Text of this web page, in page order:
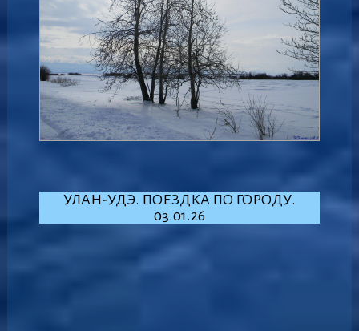
УЛАН-УДЭ. ПОЕЗДКА ПО ГОРОДУ.
03.01.26